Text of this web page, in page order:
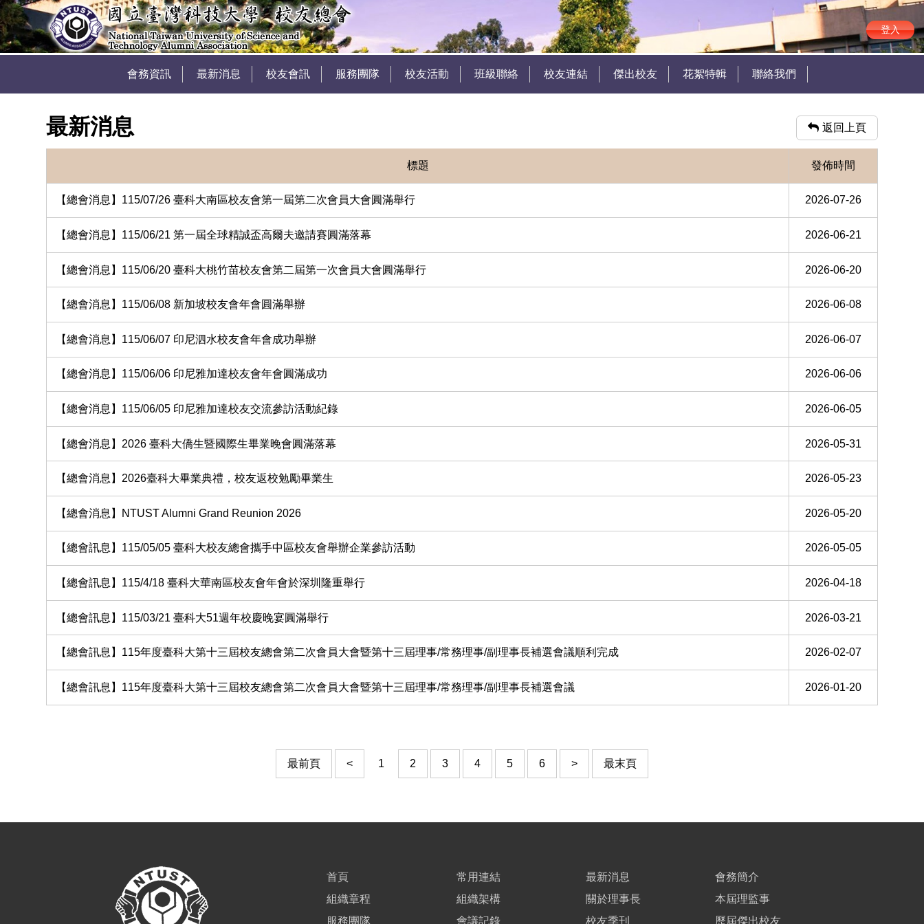
登入
會務資訊 最新消息 校友會訊 服務團隊 校友活動 班級聯絡 校友連結 傑出校友 花絮特輯 聯絡我們
返回上頁
最新消息
標題 發佈時間
【總會消息】115/07/26 臺科大南區校友會第一屆第二次會員大會圓滿舉行 2026-07-26
【總會消息】115/06/21 第一屆全球精誠盃高爾夫邀請賽圓滿落幕 2026-06-21
【總會消息】115/06/20 臺科大桃竹苗校友會第二屆第一次會員大會圓滿舉行 2026-06-20
【總會消息】115/06/08 新加坡校友會年會圓滿舉辦 2026-06-08
【總會消息】115/06/07 印尼泗水校友會年會成功舉辦 2026-06-07
【總會消息】115/06/06 印尼雅加達校友會年會圓滿成功 2026-06-06
【總會消息】115/06/05 印尼雅加達校友交流參訪活動紀錄 2026-06-05
【總會消息】2026 臺科大僑生暨國際生畢業晚會圓滿落幕 2026-05-31
【總會消息】2026臺科大畢業典禮，校友返校勉勵畢業生 2026-05-23
【總會消息】NTUST Alumni Grand Reunion 2026 2026-05-20
【總會訊息】115/05/05 臺科大校友總會攜手中區校友會舉辦企業參訪活動 2026-05-05
【總會訊息】115/4/18 臺科大華南區校友會年會於深圳隆重舉行 2026-04-18
【總會訊息】115/03/21 臺科大51週年校慶晚宴圓滿舉行 2026-03-21
【總會訊息】115年度臺科大第十三屆校友總會第二次會員大會暨第十三屆理事/常務理事/副理事長補選會議順利完成 2026-02-07
【總會訊息】115年度臺科大第十三屆校友總會第二次會員大會暨第十三屆理事/常務理事/副理事長補選會議 2026-01-20
最前頁 < 1 2 3 4 5 6 > 最末頁
首頁 常用連結 最新消息
會務簡介
組織章程
組織架構 關於理事長
本屆理監事
服務團隊
會議記錄 校友季刊 歷屆傑出校友